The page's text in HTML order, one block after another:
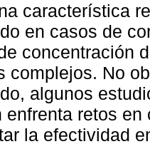
característica
en casos de
concentración
complejos. No
algunos
enfrenta retos
la efectividad